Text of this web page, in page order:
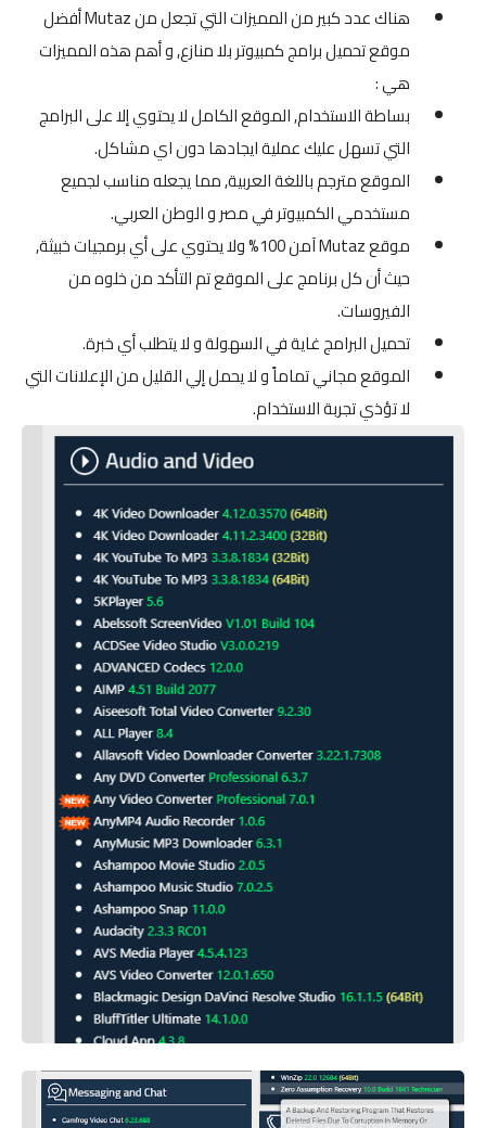
هناك عدد كبير من المميزات التي تجعل من Mutaz أفضل
موقع تحميل برامج كمبيوتر بلا منازع, و أهم هذه المميزات
هي :
بساطة الاستخدام, الموقع الكامل لا يحتوي إلا على البرامج
التي تسهل عليك عملية ايجادها دون اي مشاكل.
الموقع مترجم باللغة العربية, مما يجعله مناسب لجميع
مستخدمي الكمبيوتر في مصر و الوطن العربي.
موقع Mutaz آمن 100% ولا يحتوي على أي برمجيات خبيثة,
حيث أن كل برنامج على الموقع تم التأكد من خلوه من
الفيروسات.
تحميل البرامج غاية في السهولة و لا يتطلب أي خبرة.
الموقع مجاني تماماً و لا يحمل إلي القليل من الإعلانات التي
لا تؤذي تجربة الاستخدام.